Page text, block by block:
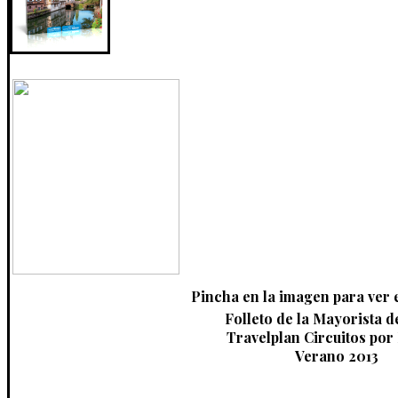
Pincha en la imagen para ver
Folleto de la Mayorista
Travelplan Circuitos por
Verano 2013